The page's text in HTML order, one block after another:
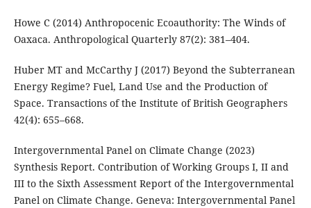
Howe C (2014) Anthropocenic Ecoauthority: The Winds of
Oaxaca. Anthropological Quarterly 87(2): 381–404.
Huber MT and McCarthy J (2017) Beyond the Subterranean
Energy Regime? Fuel, Land Use and the Production of
Space. Transactions of the Institute of British Geographers
42(4): 655–668.
Intergovernmental Panel on Climate Change (2023)
Synthesis Report. Contribution of Working Groups I, II and
III to the Sixth Assessment Report of the Intergovernmental
Panel on Climate Change. Geneva: Intergovernmental Panel